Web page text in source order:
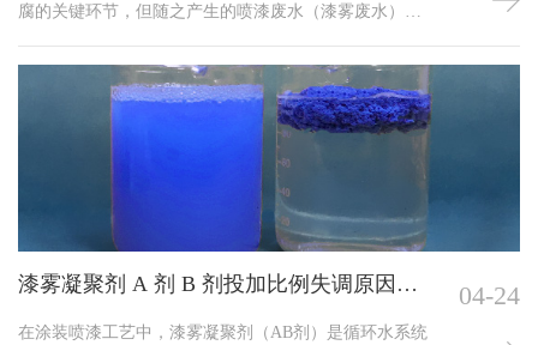
腐的关键环节，但随之产生的喷漆废水（漆雾废水）却
是一大难题。这类废水中含有大量未附着在工件表面的
漆雾颗粒、树脂、有机溶剂及重金属，若处理不当，不
仅会堵塞水帘柜与管道，还会导致水体发臭。而漆雾凝
聚剂，正是解决这一痛点、实现废水循环利用的常用水
处理药剂。一、漆雾凝聚剂的重要反应原理漆雾凝聚剂
通常由A剂和B剂两种组分组成，它们通过“破粘降
黏”与“吸附凝聚”
漆雾凝聚剂 A 剂 B 剂投加比例失调原因及
在涂装喷漆工艺中，漆雾凝聚剂（AB剂）是循环水系统
04-24